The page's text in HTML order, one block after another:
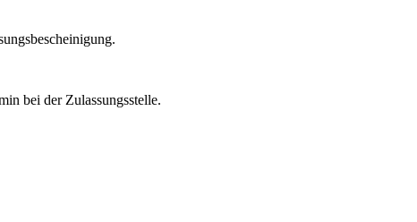
bei der Zulassungsstelle.